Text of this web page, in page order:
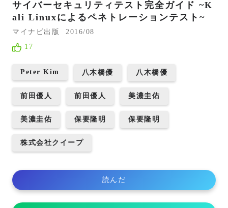
サイバーセキュリティテスト完全ガイド ~K
ali Linuxによるペネトレーションテスト~
マイナビ出版
2016/08
17
Peter Kim 八木橋優 八木橋優
前田優人 前田優人 美濃圭佑
美濃圭佑 保要隆明 保要隆明
株式会社クイープ
読んだ